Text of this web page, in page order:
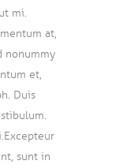
mi.
at,
nonummy
et,
Duis
sunt in